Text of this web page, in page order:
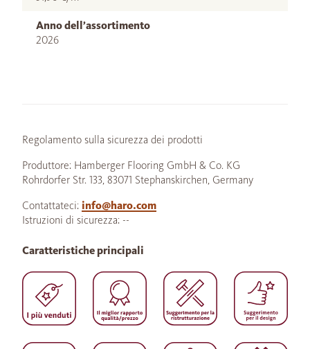
Anno dell’assortimento
2026
Regolamento sulla sicurezza dei prodotti
Produttore: Hamberger Flooring GmbH & Co. KG
Rohrdorfer Str. 133, 83071 Stephanskirchen, Germany
Contattateci: info@haro.com
Istruzioni di sicurezza: --
Caratteristiche principali